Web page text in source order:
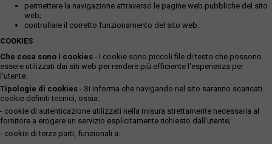
permettere la navigazione attraverso le pagine web pubbliche del sito
web;
controllare il corretto funzionamento del sito web.
COOKIES
Che cosa sono i cookies - I cookie sono piccoli file di testo che possono
essere utilizzati dai siti web per rendere più efficiente l'esperienza per
l'utente.
Tipologie di cookies - Si informa che navigando nel sito saranno scaricati
cookie definiti tecnici, ossia:
- cookie di autenticazione utilizzati nella misura strettamente necessaria al
fornitore a erogare un servizio esplicitamente richiesto dall'utente;
- cookie di terze parti, funzionali a: